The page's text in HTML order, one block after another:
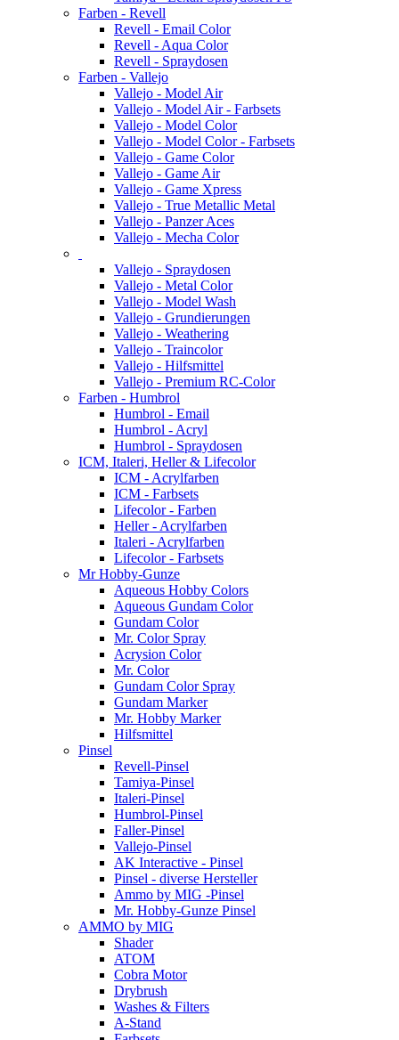
Farben - Revell
Revell - Email Color
Revell - Aqua Color
Revell - Spraydosen
Farben - Vallejo
Vallejo - Model Air
Vallejo - Model Air - Farbsets
Vallejo - Model Color
Vallejo - Model Color - Farbsets
Vallejo - Game Color
Vallejo - Game Air
Vallejo - Game Xpress
Vallejo - True Metallic Metal
Vallejo - Panzer Aces
Vallejo - Mecha Color
Vallejo - Spraydosen
Vallejo - Metal Color
Vallejo - Model Wash
Vallejo - Grundierungen
Vallejo - Weathering
Vallejo - Traincolor
Vallejo - Hilfsmittel
Vallejo - Premium RC-Color
Farben - Humbrol
Humbrol - Email
Humbrol - Acryl
Humbrol - Spraydosen
ICM, Italeri, Heller & Lifecolor
ICM - Acrylfarben
ICM - Farbsets
Lifecolor - Farben
Heller - Acrylfarben
Italeri - Acrylfarben
Lifecolor - Farbsets
Mr Hobby-Gunze
Aqueous Hobby Colors
Aqueous Gundam Color
Gundam Color
Mr. Color Spray
Acrysion Color
Mr. Color
Gundam Color Spray
Gundam Marker
Mr. Hobby Marker
Hilfsmittel
Pinsel
Revell-Pinsel
Tamiya-Pinsel
Italeri-Pinsel
Humbrol-Pinsel
Faller-Pinsel
Vallejo-Pinsel
AK Interactive - Pinsel
Pinsel - diverse Hersteller
Ammo by MIG -Pinsel
Mr. Hobby-Gunze Pinsel
AMMO by MIG
Shader
ATOM
Cobra Motor
Drybrush
Washes & Filters
A-Stand